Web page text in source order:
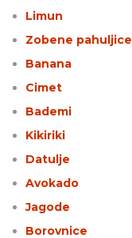
Limun
Zobene pahuljice
Banana
Cimet
Bademi
Kikiriki
Datulje
Avokado
Jagode
Borovnice